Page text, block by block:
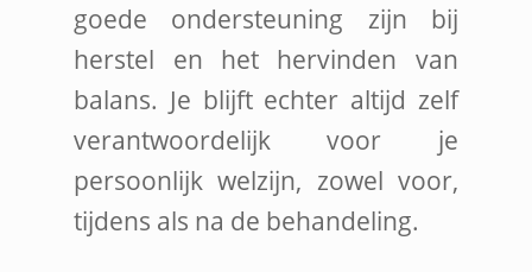
goede ondersteuning zijn bij
herstel en het hervinden van
balans. Je blijft echter altijd zelf
verantwoordelijk voor je
persoonlijk welzijn, zowel voor,
tijdens als na de behandeling.